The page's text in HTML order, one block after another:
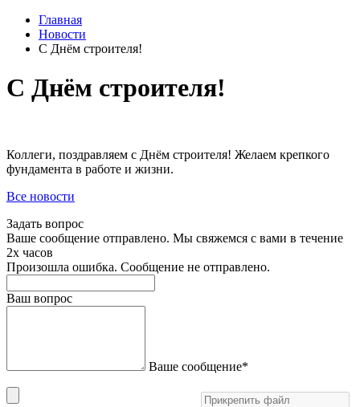
Главная
Новости
С Днём строителя!
С Днём строителя!
Коллеги, поздравляем с Днём строителя! Желаем крепкого
фундамента в работе и жизни.
Все новости
Задать вопрос
Ваше сообщение отправлено. Мы свяжемся с вами в течение
2х часов
Произошла ошибка. Сообщение не отправлено.
Ваш вопрос
Ваше сообщение*